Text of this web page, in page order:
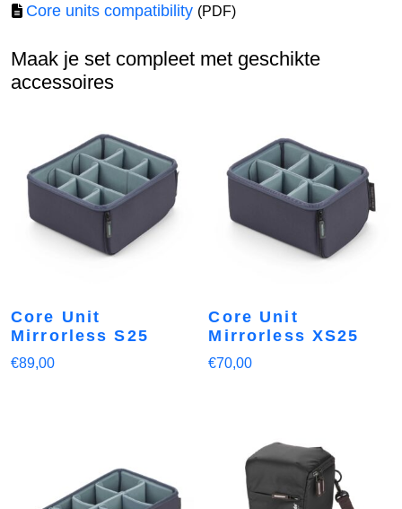
Core units compatibility (PDF)
Maak je set compleet met geschikte
accessoires
Core Unit
Mirrorless S25
€89,00
Core Unit
Mirrorless XS25
€70,00